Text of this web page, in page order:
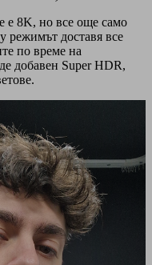
е 8K, но все още само
режимът доставя все
по време на
добавен Super HDR,